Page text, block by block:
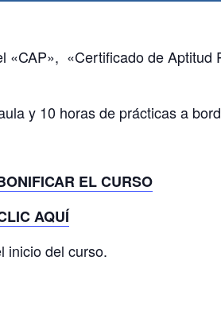
«Certificado de Aptitud
y 10 horas de prácticas a
EL CURSO
AQUÍ
inicio del curso.